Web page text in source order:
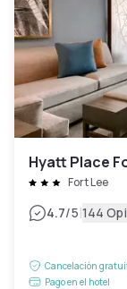
Hyatt Place
Fort Lee
4.7/5|144
Cancelación
Pago en el hotel